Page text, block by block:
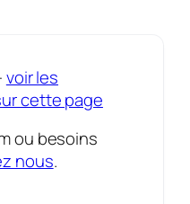
voir les
cette page
ou besoins
nous.